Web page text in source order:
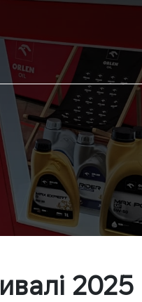
2025